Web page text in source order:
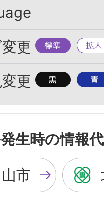
更 標
準
拡
大
更 背
色
を
黒
色
に
背
色
を
青
色
に
生時の情報
市